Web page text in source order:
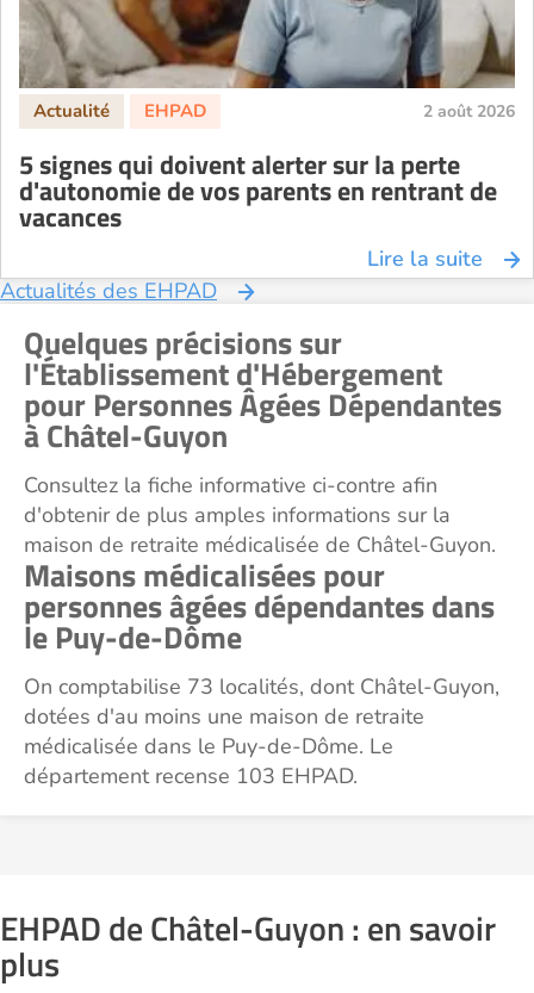
2 août 2026
5 signes qui doivent alerter sur la perte
d'autonomie de vos parents en rentrant de
vacances
Lire la suite
Actualités des EHPAD
Quelques précisions sur
l'Établissement d'Hébergement
pour Personnes Âgées Dépendantes
à Châtel-Guyon
Consultez la fiche informative ci-contre afin
d'obtenir de plus amples informations sur la
maison de retraite médicalisée de Châtel-Guyon.
Maisons médicalisées pour
personnes âgées dépendantes dans
le Puy-de-Dôme
On comptabilise 73 localités, dont Châtel-Guyon,
dotées d'au moins une maison de retraite
médicalisée dans le Puy-de-Dôme. Le
département recense 103 EHPAD.
EHPAD de Châtel-Guyon : en savoir
plus